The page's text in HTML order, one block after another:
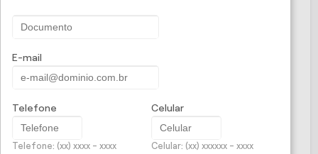
Corretora de
Seguros - Seguro Auto
Jovem
Para jovens entre 18 e 24 anos
Você tem muitos caminhos para seguir, lugares
para conhecer e aventuras para curtir.
E-mail
Telefone
Telefone: (xx) xxxx - xxxx
Celular
Celular: (xx) xxxxxx - xxxx